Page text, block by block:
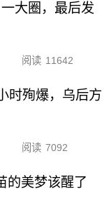
大圈，最后发
阅读 11642
时殉爆，乌后方
阅读 7092
的美梦该醒了